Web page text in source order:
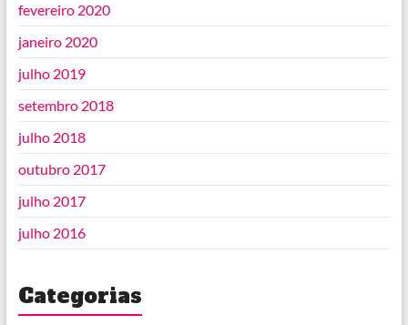
fevereiro 2020
janeiro 2020
julho 2019
setembro 2018
julho 2018
outubro 2017
julho 2017
julho 2016
Categorias